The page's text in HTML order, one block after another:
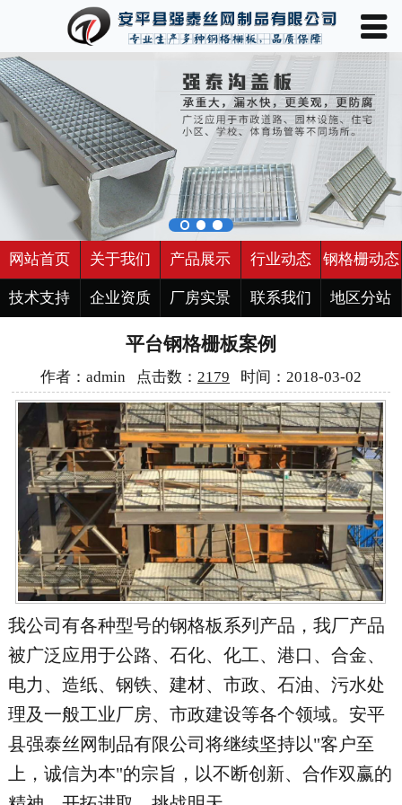
 网站首页
关于我们
产品展示
钢格栅动态
技术支持
企业资质
厂房实景
联系我们
地区分站
󰀥
网站首页 关于我们 产品展示 行业动态 钢格栅动态
技术支持 企业资质 厂房实景 联系我们 地区分站
平台钢格栅板案例
作者：admin 点击数： 2179 时间：2018-03-02
我公司有各种型号的钢格板系列产品，我厂产品
被广泛应用于公路、石化、化工、港口、合金、
电力、造纸、钢铁、建材、市政、石油、污水处
理及一般工业厂房、市政建设等各个领域。安平
县强泰丝网制品有限公司将继续坚持以"客户至
上，诚信为本"的宗旨，以不断创新、合作双赢的